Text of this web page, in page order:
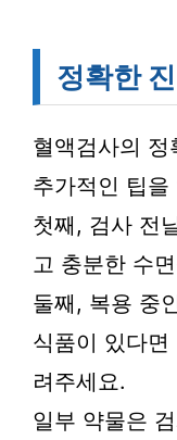
정확한
혈액검사의 정
추가적인 팁을
첫째, 검사 전
고 충분한 수
둘째, 복용 중
식품이 있다
려주세요.
일부 약물은